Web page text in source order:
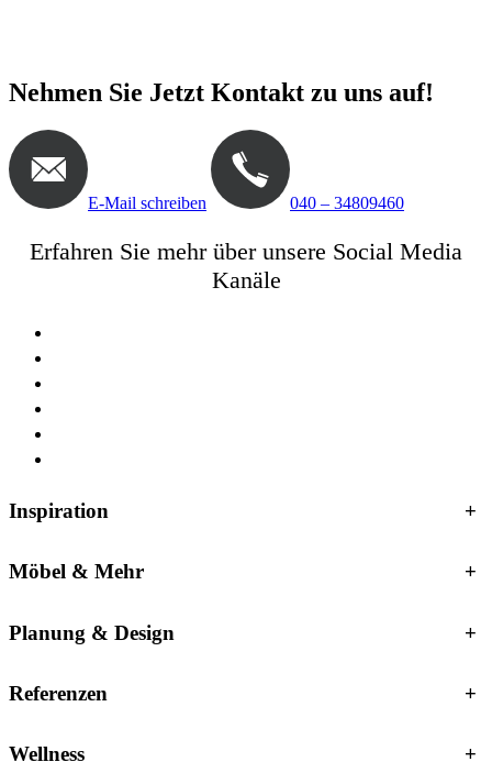
Nehmen Sie Jetzt Kontakt zu uns auf!
E-Mail schreiben 040 – 34809460
Erfahren Sie mehr über unsere Social Media
Kanäle
Inspiration +
Möbel & Mehr +
Planung & Design +
Referenzen +
Wellness +